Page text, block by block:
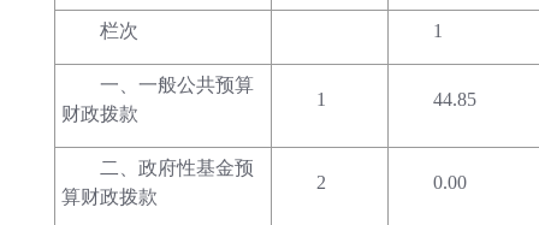
栏次 1
一、一般公共预算
财政拨款
1 44.85
二、政府性基金预
算财政拨款
2 0.00